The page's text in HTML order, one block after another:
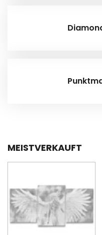
MEISTVERKAUFT